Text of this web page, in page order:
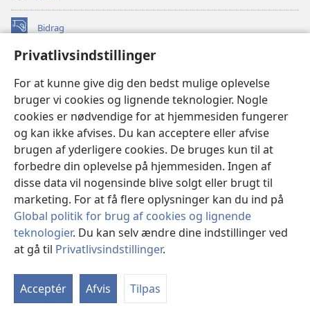
Privatlivsindstillinger
For at kunne give dig den bedst mulige oplevelse
bruger vi cookies og lignende teknologier. Nogle
cookies er nødvendige for at hjemmesiden fungerer
og kan ikke afvises. Du kan acceptere eller afvise
brugen af yderligere cookies. De bruges kun til at
forbedre din oplevelse på hjemmesiden. Ingen af
disse data vil nogensinde blive solgt eller brugt til
marketing. For at få flere oplysninger kan du ind på
Global politik for brug af cookies og lignende
teknologier. Du kan selv ændre dine indstillinger ved
at gå til Privatlivsindstillinger.
Acceptér Afvis Tilpas
Bidrag
(åbner
vindue)Watchtower ONLINE LIBRARY™
nyt
vindue)JW Hub
(åbner
nyt
vindue)JW Library
Watchtower Library
Copyright© 2026 Watch Tower Bible and Tract Society of Pennsylvania.
ANVENDELSESVILKÅR
PRIVATLIVSINDSTILLINGER